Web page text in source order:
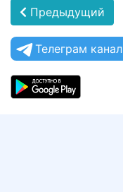
Предыдущий
Телеграм канал